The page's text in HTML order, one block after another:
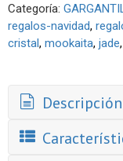
Categoría:
regalos-navidad
cristal mookaita jade
Descripción